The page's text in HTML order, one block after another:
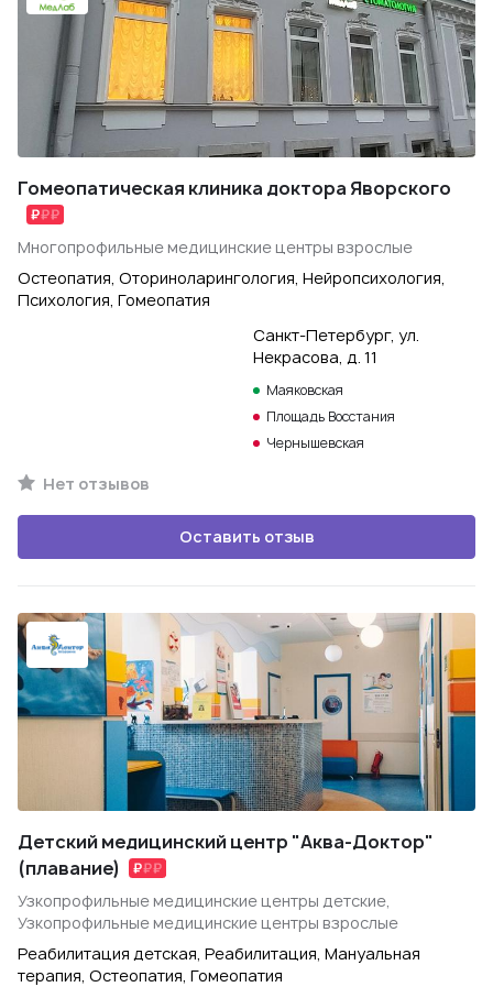
Гомеопатическая клиника доктора Яворского
Многопрофильные медицинские центры взрослые
Остеопатия, Оториноларингология, Нейропсихология,
Психология, Гомеопатия
Санкт-Петербург, ул.
Некрасова, д. 11
Маяковская
Площадь Восстания
Чернышевская
Нет отзывов
Оставить отзыв
Детский медицинский центр "Аква-Доктор"
(плавание)
Узкопрофильные медицинские центры детские,
Узкопрофильные медицинские центры взрослые
Реабилитация детская, Реабилитация, Мануальная
терапия, Остеопатия, Гомеопатия